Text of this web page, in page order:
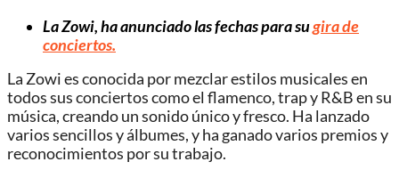
La Zowi, ha anunciado las fechas para sugira de
conciertos.
La Zowi es conocida por mezclar estilos musicales en
todos sus conciertos como el flamenco, trap y R&B en su
música, creando un sonido único y fresco. Ha lanzado
varios sencillos y álbumes, y ha ganado varios premios y
reconocimientos por su trabajo.